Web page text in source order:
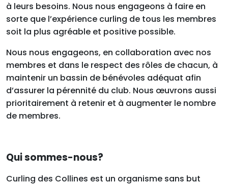
à leurs besoins. Nous nous engageons à faire en
sorte que l’expérience curling de tous les membres
soit la plus agréable et positive possible.
Nous nous engageons, en collaboration avec nos
membres et dans le respect des rôles de chacun, à
maintenir un bassin de bénévoles adéquat afin
d’assurer la pérennité du club. Nous œuvrons aussi
prioritairement à retenir et à augmenter le nombre
de membres.
Qui sommes-nous?
Curling des Collines est un organisme sans but